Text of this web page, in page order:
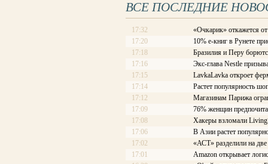
ВСЕ ПОСЛЕДНИЕ
17:32
«Очкарик» откажется
17:20
10% е-книг в Рунете
17:18
Бразилия и Перу
17:16
Экс-глава Nestle
17:15
LavkaLavka откроет
17:14
Растет популярность
17:12
Магазинам Парижа
17:09
76% женщин
17:08
Хакеры взломали
17:06
В Азии растет
17:02
«АСТ» разделили на две
17:01
Amazon открывает